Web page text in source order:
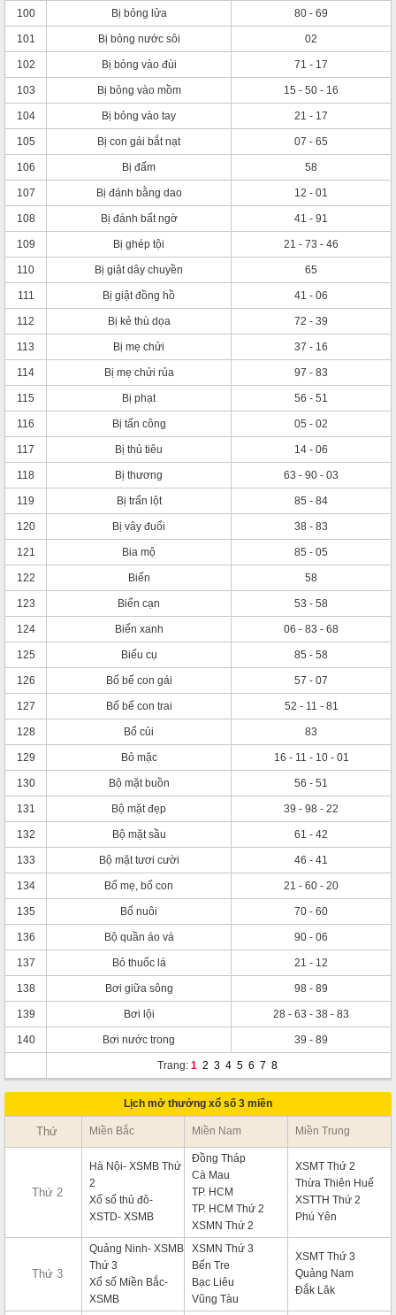
100 Bị bỏng lửa 80 - 69
101 Bị bỏng nước sôi 02
102 Bị bỏng vào đùi 71 - 17
103 Bị bỏng vào mồm 15 - 50 - 16
104 Bị bỏng vào tay 21 - 17
105 Bị con gái bắt nạt 07 - 65
106 Bị đấm 58
107 Bị đánh bằng dao 12 - 01
108 Bị đánh bất ngờ 41 - 91
109 Bị ghép tội 21 - 73 - 46
110 Bị giật dây chuyền 65
111 Bị giật đồng hồ 41 - 06
112 Bị kẻ thù dọa 72 - 39
113 Bị mẹ chửi 37 - 16
114 Bị mẹ chửi rủa 97 - 83
115 Bị phạt 56 - 51
116 Bị tấn công 05 - 02
117 Bị thủ tiêu 14 - 06
118 Bị thương 63 - 90 - 03
119 Bị trấn lột 85 - 84
120 Bị vây đuổi 38 - 83
121 Bia mộ 85 - 05
122 Biển 58
123 Biển cạn 53 - 58
124 Biển xanh 06 - 83 - 68
125 Biếu cụ 85 - 58
126 Bố bế con gái 57 - 07
127 Bố bế con trai 52 - 11 - 81
128 Bổ củi 83
129 Bỏ mặc 16 - 11 - 10 - 01
130 Bộ mặt buồn 56 - 51
131 Bộ mặt đẹp 39 - 98 - 22
132 Bộ mặt sầu 61 - 42
133 Bộ mặt tươi cười 46 - 41
134 Bố mẹ, bố con 21 - 60 - 20
135 Bố nuôi 70 - 60
136 Bộ quần áo vá 90 - 06
137 Bỏ thuốc lá 21 - 12
138 Bơi giữa sông 98 - 89
139 Bơi lội 28 - 63 - 38 - 83
140 Bơi nước trong 39 - 89
Trang: 1 2 3 4 5 6 7 8
Lịch mở thưởng xổ số 3 miền
Thứ Miền Bắc Miền Nam Miền Trung
Thứ 2
Hà Nội- XSMB Thứ
2
Xổ số thủ đô-
XSTD- XSMB
Đồng Tháp
Cà Mau
TP. HCM
TP. HCM Thứ 2
XSMN Thứ 2
XSMT Thứ 2
Thừa Thiên Huế
XSTTH Thứ 2
Phú Yên
Thứ 3
Quảng Ninh- XSMB
Thứ 3
Xổ số Miền Bắc-
XSMB
XSMN Thứ 3
Bến Tre
Bạc Liêu
Vũng Tàu
XSMT Thứ 3
Quảng Nam
Đắk Lăk